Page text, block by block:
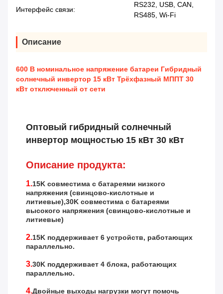
Интерфейс связи:
RS232, USB, CAN,
RS485, Wi-Fi
Описание
600 В номинальное напряжение батареи Гибридный
солнечный инвертор 15 кВт Трёхфазный МППТ 30
кВт отключенный от сети
Оптовый гибридный солнечный
инвертор мощностью 15 кВт 30 кВт
Описание продукта:
1.15K совместима с батареями низкого
напряжения (свинцово-кислотные и
литиевые),30K совместима с батареями
высокого напряжения (свинцово-кислотные и
литиевые)
2.15K поддерживает 6 устройств, работающих
параллельно.
3.30K поддерживает 4 блока, работающих
параллельно.
4.Двойные выходы нагрузки могут помочь